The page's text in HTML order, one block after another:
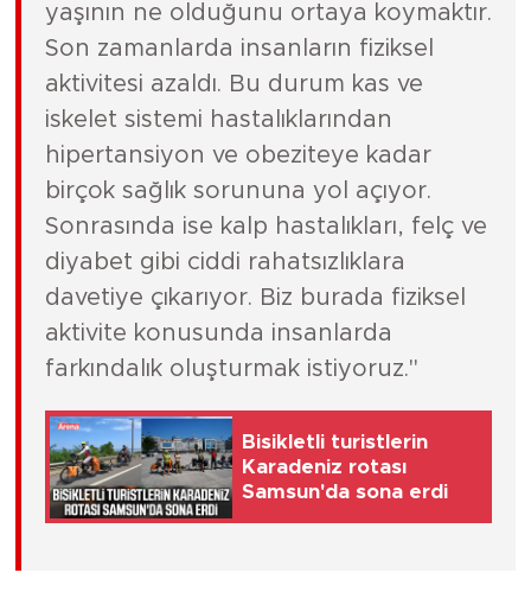
yaşının ne olduğunu ortaya koymaktır.
Son zamanlarda insanların fiziksel
aktivitesi azaldı. Bu durum kas ve
iskelet sistemi hastalıklarından
hipertansiyon ve obeziteye kadar
birçok sağlık sorununa yol açıyor.
Sonrasında ise kalp hastalıkları, felç ve
diyabet gibi ciddi rahatsızlıklara
davetiye çıkarıyor. Biz burada fiziksel
aktivite konusunda insanlarda
farkındalık oluşturmak istiyoruz."
Bisikletli turistlerin
Karadeniz rotası
Samsun'da sona erdi